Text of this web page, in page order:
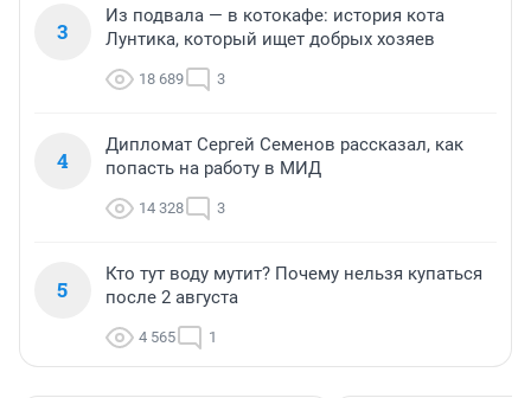
3
Из подвала — в котокафе: история кота
Лунтика, который ищет добрых хозяев
18 689 3
4
Дипломат Сергей Семенов рассказал, как
попасть на работу в МИД
14 328 3
5
Кто тут воду мутит? Почему нельзя купаться
после 2 августа
4 565 1